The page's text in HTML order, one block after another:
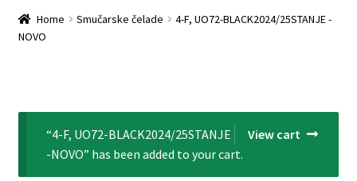
Checkout
Home Smučarske čelade
4-F, UO72-BLACK2024/25STANJE -
NOVO
View cart
“4-F, UO72-BLACK2024/25STANJE
-NOVO” has been added to your cart.